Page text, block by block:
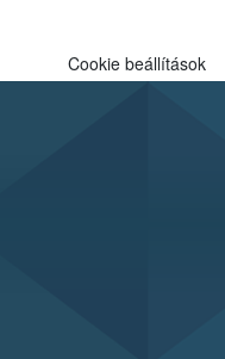
Cookie beállítások